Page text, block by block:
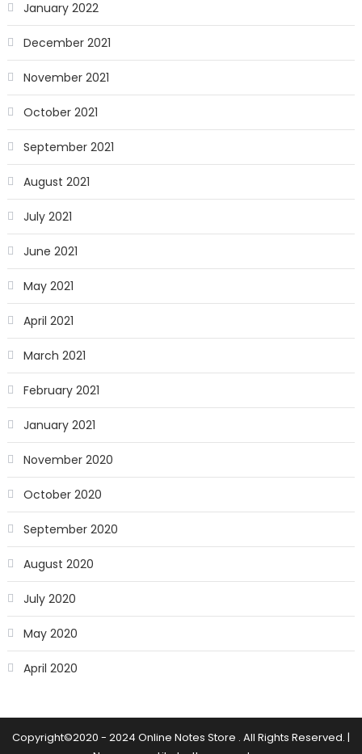
January 2022
December 2021
November 2021
October 2021
September 2021
August 2021
July 2021
June 2021
May 2021
April 2021
March 2021
February 2021
January 2021
November 2020
October 2020
September 2020
August 2020
July 2020
May 2020
April 2020
Copyright©2020 - 2024 Online Notes Store . All Rights Reserved. |